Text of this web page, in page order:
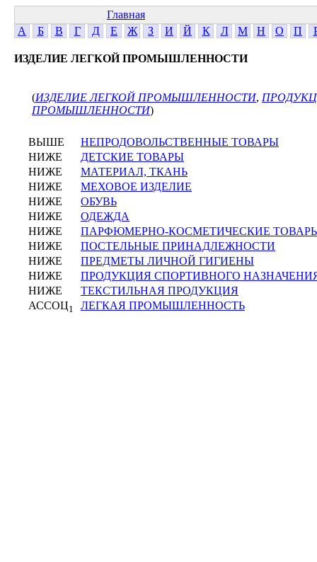
Главная
А
Б В Г Д Е Ж З И Й К Л М Н О П
ИЗДЕЛИЕ ЛЕГКОЙ ПРОМЫШЛЕННОСТИ
(ИЗДЕЛИЕ ЛЕГКОЙ ПРОМЫШЛЕННОСТИ,
ПРОМЫШЛЕННОСТИ)
ВЫШЕ
НЕПРОДОВОЛЬСТВЕННЫЕ ТОВАРЫ
НИЖЕ
ДЕТСКИЕ ТОВАРЫ
НИЖЕ
МАТЕРИАЛ, ТКАНЬ
НИЖЕ
МЕХОВОЕ ИЗДЕЛИЕ
НИЖЕ
ОБУВЬ
НИЖЕ
ОДЕЖДА
НИЖЕ
ПАРФЮМЕРНО-КОСМЕТИЧЕСКИЕ
НИЖЕ
ПОСТЕЛЬНЫЕ ПРИНАДЛЕЖНОСТИ
НИЖЕ
ПРЕДМЕТЫ ЛИЧНОЙ ГИГИЕНЫ
НИЖЕ
ПРОДУКЦИЯ СПОРТИВНОГО
НИЖЕ
ТЕКСТИЛЬНАЯ ПРОДУКЦИЯ
АССОЦ1 ЛЕГКАЯ ПРОМЫШЛЕННОСТЬ